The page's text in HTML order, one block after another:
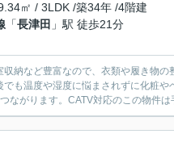
㎡ / 3LDK /築34年 /4階建
「長津田 」駅 徒歩21分
納など豊富なので、衣類や履き物
も温度や湿度に悩まされずに化粧
ながります。CATV対応のこの物件